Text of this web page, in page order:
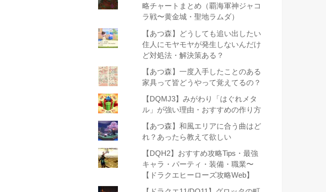
略チャートまとめ（覇海軍神ジャコ
ラ戦〜黄金城・聖地ラムダ）
【あつ森】どうしても追い出したい
住人にモヤモヤが発生しないんだけ
ど対処法・解決策ある？
【あつ森】一度入手したことのある
家具って皆どうやって覚えてるの？
【DQMJ3】みがわり「はぐれメタ
ル」が強い理由・おすすめの作り方
【あつ森】和風エリアに合う曲はど
れ？あったら教えて欲しい
【DQH2】おすすめ攻略Tips・最強
キャラ・パーティ・装備・職業〜
【ドラクエヒーローズ攻略Web】